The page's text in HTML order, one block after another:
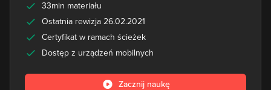
33min materiału
Ostatnia rewizja 26.02.2021
Certyfikat w ramach ścieżek
Dostęp z urządzeń mobilnych
Zacznij naukę